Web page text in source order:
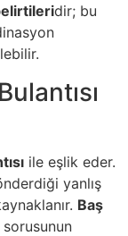
dir; bu
ile eşlik eder.
yanlış
Baş
sorusunun